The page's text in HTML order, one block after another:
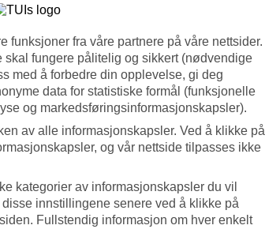
funksjoner fra våre partnere på våre nettsider.
skal fungere pålitelig og sikkert (nødvendige
med å forbedre din opplevelse, gi deg
data for statistiske formål (funksjonelle
og markedsføringsinformasjonskapsler).
av alle informasjonskapsler. Ved å klikke på
og vår nettside tilpasses ikke
kategorier av informasjonskapsler du vil
innstillingene senere ved å klikke på
Fullstendig informasjon om hver enkelt